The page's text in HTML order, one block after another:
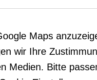
Maps
wir Ihre
Medien. Bitte